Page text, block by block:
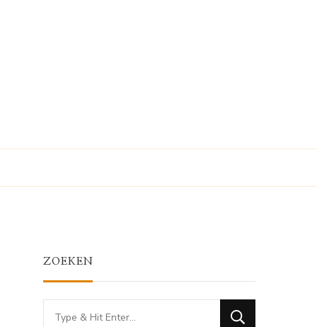
ZOEKEN
Looking